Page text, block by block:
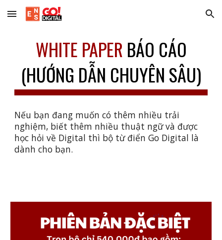
Skip to main content Skip to navigation
WHITE PAPER BÁO CÁO
(HƯỚNG DẪN CHUYÊN SÂU)
Nếu bạn đang muốn có thêm nhiều trải
nghiệm, biết thêm nhiều thuật ngữ và được
học hỏi về Digital thì bộ từ điển Go Digital là
dành cho bạn.